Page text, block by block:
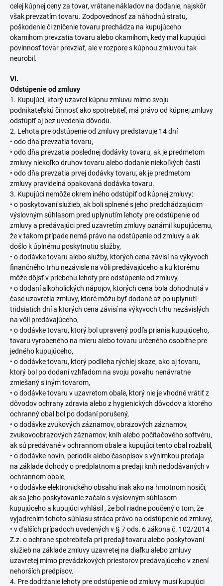
celej kúpnej ceny za tovar, vrátane nákladov na dodanie, najskôr
však prevzatím tovaru. Zodpovednosť za náhodnú stratu,
poškodenie či zničenie tovaru prechádza na kupujúceho
okamihom prevzatia tovaru alebo okamihom, kedy mal kupujúci
povinnosť tovar prevziať, ale v rozpore s kúpnou zmluvou tak
neurobil.
VI.
Odstúpenie od zmluvy
1. Kupujúci, ktorý uzavrel kúpnu zmluvu mimo svoju
podnikateľskú činnosť ako spotrebiteľ, má právo od kúpnej zmluvy
odstúpiť aj bez uvedenia dôvodu.
2. Lehota pre odstúpenie od zmluvy predstavuje 14 dní
• odo dňa prevzatia tovaru,
• odo dňa prevzatia poslednej dodávky tovaru, ak je predmetom
zmluvy niekoľko druhov tovaru alebo dodanie niekoľkých častí
• odo dňa prevzatia prvej dodávky tovaru, ak je predmetom
zmluvy pravidelná opakovaná dodávka tovaru.
3. Kupujúci nemôže okrem iného odstúpiť od kúpnej zmluvy:
• o poskytovaní služieb, ak boli splnené s jeho predchádzajúcim
výslovným súhlasom pred uplynutím lehoty pre odstúpenie od
zmluvy a predávajúci pred uzavretím zmluvy oznámil kupujúcemu,
že v takom prípade nemá právo na odstúpenie od zmluvy a ak
došlo k úplnému poskytnutiu služby,
• o dodávke tovaru alebo služby, ktorých cena závisí na výkyvoch
finančného trhu nezávisle na vôli predávajúceho a ku ktorému
môže dôjsť v priebehu lehoty pre odstúpenie od zmluvy,
• o dodaní alkoholických nápojov, ktorých cena bola dohodnutá v
čase uzavretia zmluvy, ktoré môžu byť dodané až po uplynutí
tridsiatich dní a ktorých cena závisí na výkyvoch trhu nezávislých
na vôli predávajúceho,
• o dodávke tovaru, ktorý bol upravený podľa priania kupujúceho,
tovaru vyrobeného na mieru alebo tovaru určeného osobitne pre
jedného kupujúceho,
• o dodávke tovaru, ktorý podlieha rýchlej skaze, ako aj tovaru,
ktorý bol po dodaní vzhľadom na svoju povahu nenávratne
zmiešaný s iným tovarom,
• o dodávke tovaru v uzavretom obale, ktorý nie je vhodné vrátiť z
dôvodov ochrany zdravia alebo z hygienických dôvodov a ktorého
ochranný obal bol po dodaní porušený,
• o dodávke zvukových záznamov, obrazových záznamov,
zvukovoobrazových záznamov, kníh alebo počítačového softvéru,
ak sú predávané v ochrannom obale a kupujúci tento obal rozbalil,
• o dodávke novín, periodík alebo časopisov s výnimkou predaja
na základe dohody o predplatnom a predaji kníh nedodávaných v
ochrannom obale,
• o dodávke elektronického obsahu inak ako na hmotnom nosiči,
ak sa jeho poskytovanie začalo s výslovným súhlasom
kupujúceho a kupujúci vyhlásil , že bol riadne poučený o tom, že
vyjadrením tohoto súhlasu stráca právo na odstúpenie od zmluvy,
• v ďalších prípadoch uvedených v § 7 ods. 6 zákona č. 102/2014
Z.z. o ochrane spotrebiteľa pri predaji tovaru alebo poskytovaní
služieb na základe zmluvy uzavretej na diaľku alebo zmluvy
uzavretej mimo prevádzkových priestorov predávajúceho v znení
nehorších predpisov.
4. Pre dodržanie lehoty pre odstúpenie od zmluvy musí kupujúci